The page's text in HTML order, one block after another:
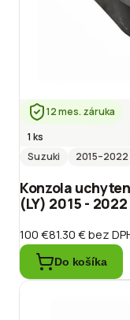
12 mes. záruka
1 ks
Suzuki
2015–2022
Konzola
(LY) 2015 -
100 €81.30 €bez
Do košíka